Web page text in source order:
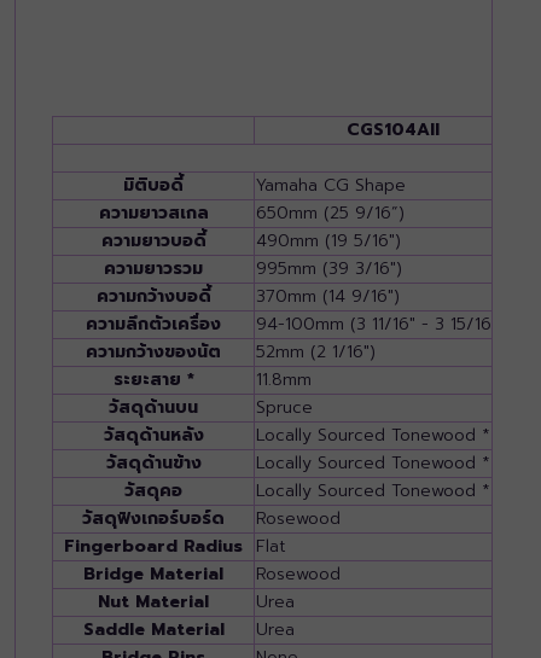
CGS104AII
มิติบอดี้
Yamaha CG Shape
ความยาวสเกล
650mm (25 9/16”)
ความยาวบอดี้
490mm (19 5/16")
ความยาวรวม
995mm (39 3/16")
ความกว้างบอดี้
370mm (14 9/16")
ความลึกตัวเครื่อง
94-100mm (3 11/16" - 3 15/16")
ความกว้างของนัต
52mm (2 1/16")
ระยะสาย *
11.8mm
วัสดุด้านบน
Spruce
วัสดุด้านหลัง
Locally Sourced Tonewood **
วัสดุด้านข้าง
Locally Sourced Tonewood **
วัสดุคอ
Locally Sourced Tonewood **
วัสดุฟิงเกอร์บอร์ด
Rosewood
Fingerboard Radius Flat
Bridge Material
Rosewood
Nut Material
Urea
Saddle Material
Urea